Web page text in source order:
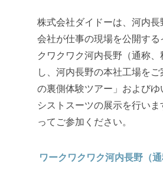
株式会社ダイドーは、河内
会社が仕事の現場を公開す
クワクワク河内長野（通称
し、河内長野の本社工場を
の裏側体験ツアー」および
シストスーツの展示を行い
ってご参加ください。
ワークワクワク河内長野（